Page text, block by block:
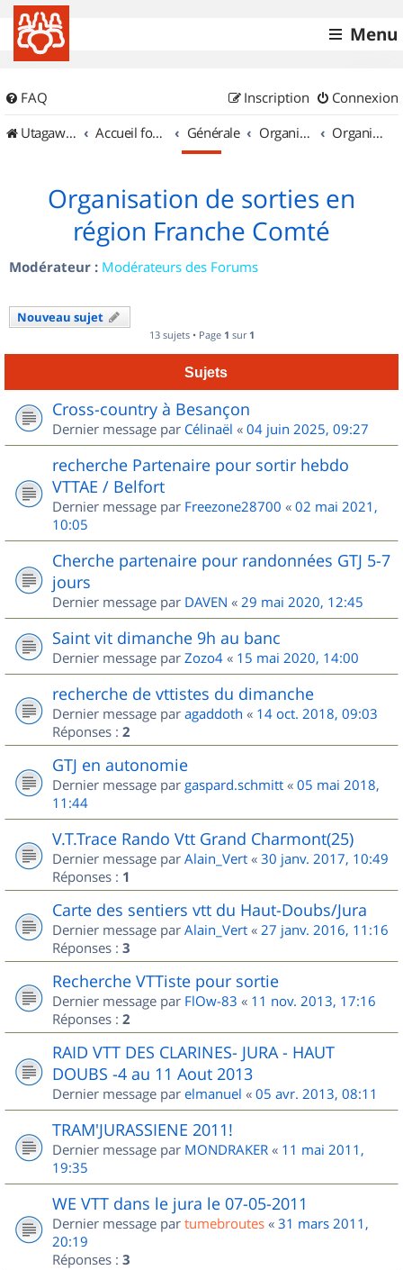
Menu
FAQ Connexion
Inscription
UtagawaVTT (Randos VTT et VTTAE avec traces GPS)
Accueil forum Générale Organisation de sorties & Recherche de partenaires Organisation de sorties en région Franche Comté
Organisation de sorties en
région Franche Comté
Modérateur : Modérateurs des Forums
Nouveau sujet
13 sujets • Page 1 sur 1
Sujets
Cross-country à Besançon
Dernier message par Célinaël « 04 juin 2025, 09:27
recherche Partenaire pour sortir hebdo
VTTAE / Belfort
Dernier message par Freezone28700 « 02 mai 2021,
10:05
Cherche partenaire pour randonnées GTJ 5-7
jours
Dernier message par DAVEN « 29 mai 2020, 12:45
Saint vit dimanche 9h au banc
Dernier message par Zozo4 « 15 mai 2020, 14:00
recherche de vttistes du dimanche
Dernier message par agaddoth « 14 oct. 2018, 09:03
Réponses : 2
GTJ en autonomie
Dernier message par gaspard.schmitt « 05 mai 2018,
11:44
V.T.Trace Rando Vtt Grand Charmont(25)
Dernier message par Alain_Vert « 30 janv. 2017, 10:49
Réponses : 1
Carte des sentiers vtt du Haut-Doubs/Jura
Dernier message par Alain_Vert « 27 janv. 2016, 11:16
Réponses : 3
Recherche VTTiste pour sortie
Dernier message par FlOw-83 « 11 nov. 2013, 17:16
Réponses : 2
RAID VTT DES CLARINES- JURA - HAUT
DOUBS -4 au 11 Aout 2013
Dernier message par elmanuel « 05 avr. 2013, 08:11
TRAM'JURASSIENE 2011!
Dernier message par MONDRAKER « 11 mai 2011,
19:35
WE VTT dans le jura le 07-05-2011
Dernier message par tumebroutes « 31 mars 2011,
20:19
Réponses : 3